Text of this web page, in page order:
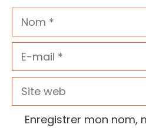
Nom
E-
Site
Enregistrer mon nom,